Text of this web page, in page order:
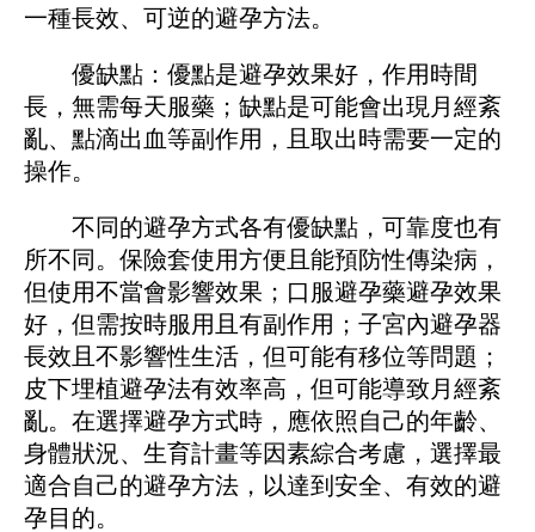
一種長效、可逆的避孕方法。
優缺點：優點是避孕效果好，作用時間
長，無需每天服藥；缺點是可能會出現月經紊
亂、點滴出血等副作用，且取出時需要一定的
操作。
不同的避孕方式各有優缺點，可靠度也有
所不同。保險套使用方便且能預防性傳染病，
但使用不當會影響效果；口服避孕藥避孕效果
好，但需按時服用且有副作用；子宮內避孕器
長效且不影響性生活，但可能有移位等問題；
皮下埋植避孕法有效率高，但可能導致月經紊
亂。在選擇避孕方式時，應依照自己的年齡、
身體狀況、生育計畫等因素綜合考慮，選擇最
適合自己的避孕方法，以達到安全、有效的避
孕目的。